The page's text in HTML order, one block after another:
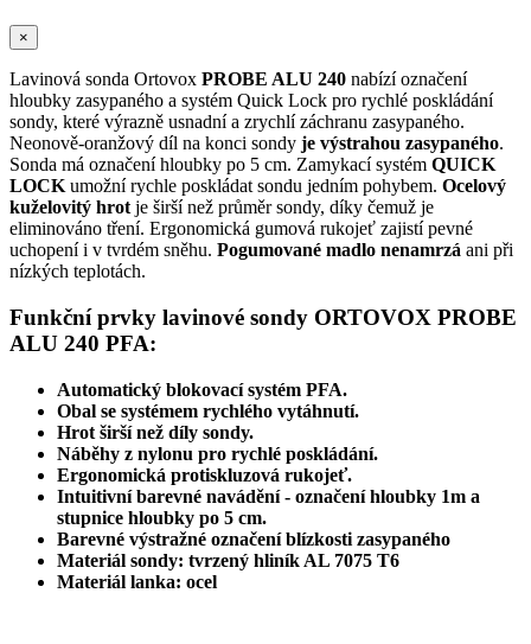
×
Lavinová sonda Ortovox PROBE ALU 240 nabízí označení
hloubky zasypaného a systém Quick Lock pro rychlé poskládání
sondy, které výrazně usnadní a zrychlí záchranu zasypaného.
Neonově-oranžový díl na konci sondy je výstrahou zasypaného.
Sonda má označení hloubky po 5 cm. Zamykací systém QUICK
LOCK umožní rychle poskládat sondu jedním pohybem. Ocelový
kuželovitý hrot je širší než průměr sondy, díky čemuž je
eliminováno tření. Ergonomická gumová rukojeť zajistí pevné
uchopení i v tvrdém sněhu. Pogumované madlo nenamrzá ani při
nízkých teplotách.
Funkční prvky lavinové sondy ORTOVOX PROBE
ALU 240 PFA:
Automatický blokovací systém PFA.
Obal se systémem rychlého vytáhnutí.
Hrot širší než díly sondy.
Náběhy z nylonu pro rychlé poskládání.
Ergonomická protiskluzová rukojeť.
Intuitivní barevné navádění - označení hloubky 1m a
stupnice hloubky po 5 cm.
Barevné výstražné označení blízkosti zasypaného
Materiál sondy: tvrzený hliník AL 7075 T6
Materiál lanka: ocel